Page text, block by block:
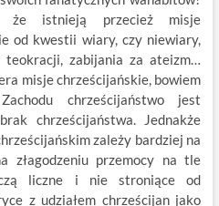
że istnieją przecież misje
od kwestii wiary, czy niewiary,
teokracji, zabijania za ateizm…
misje chrześcijańskie, bowiem
chrześcijaństwo jest
chrześcijaństwa. Jednakże
zależy bardziej na
złagodzeniu przemocy na tle
liczne i nie stroniące od
z udziałem chrześcijan jako